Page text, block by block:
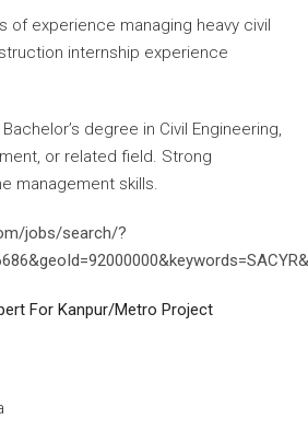
of experience managing heavy civil
internship experience
degree in Civil Engineering,
or related field. Strong
management skills.
jobs/search/?
For Kanpur/Metro Project